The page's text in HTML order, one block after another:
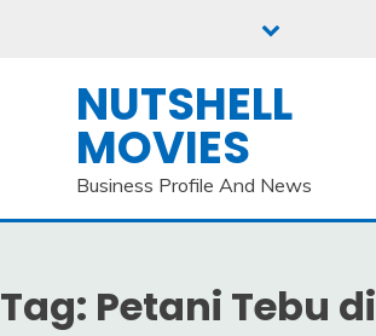
NUTSHELL
MOVIES
Business Profile And News
Tag: Petani Tebu di